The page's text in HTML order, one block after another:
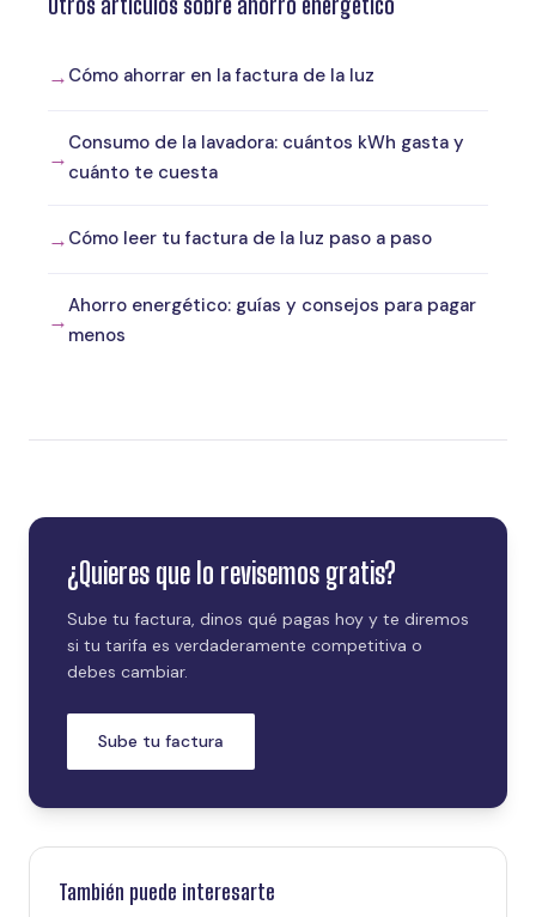
Cómo ahorrar en la factura de la luz
Consumo de la lavadora: cuántos kWh gasta y
cuánto te cuesta
Cómo leer tu factura de la luz paso a paso
Ahorro energético: guías y consejos para pagar
menos
¿Quieres que lo revisemos gratis?
Sube tu factura, dinos qué pagas hoy y te diremos
si tu tarifa es verdaderamente competitiva o
debes cambiar.
Sube tu factura
También puede interesarte